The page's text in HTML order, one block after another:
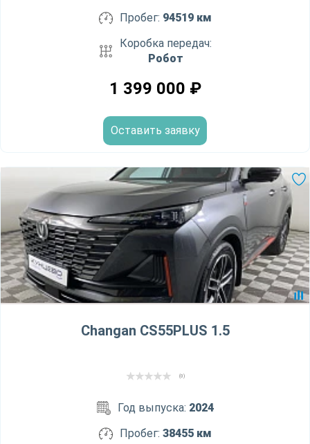
Пробег: 94519 км
Коробка передач:
Робот
1 399 000 ₽
Оставить заявку
Changan CS55PLUS 1.5
(0)
Год выпуска: 2024
Пробег: 38455 км